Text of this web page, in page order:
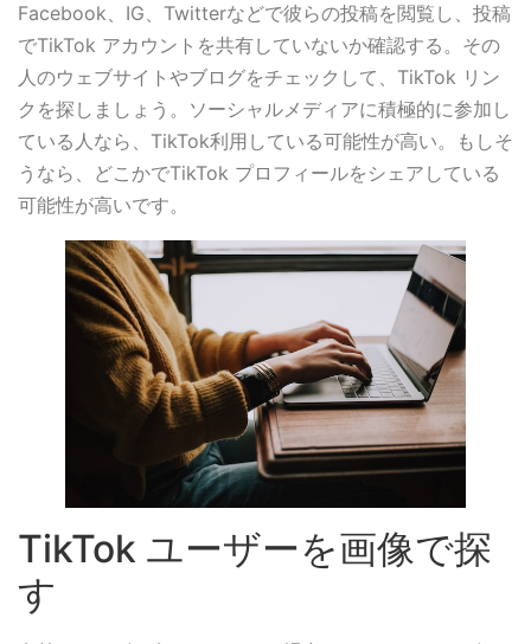
Facebook、IG、Twitterなどで彼らの投稿を閲覧し、投稿
でTikTok アカウントを共有していないか確認する。その
人のウェブサイトやブログをチェックして、TikTok リン
クを探しましょう。ソーシャルメディアに積極的に参加し
ている人なら、TikTok利用している可能性が高い。もしそ
うなら、どこかでTikTok プロフィールをシェアしている
可能性が高いです。
TikTok ユーザーを画像で探
す